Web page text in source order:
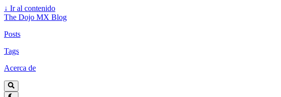
↓ Ir al contenido
The Dojo MX Blog
Posts
Tags
Acerca de